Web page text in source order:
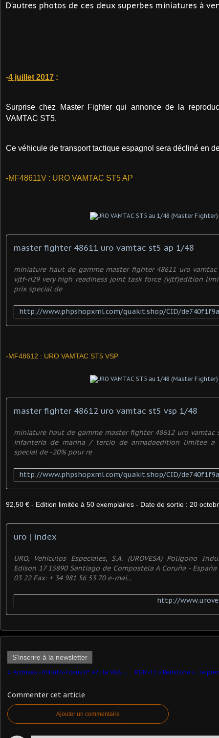
D'autres photos de ces deux superbes miniatures à
-4 juillet 2017 :
Surprise chez Master Fighter qui annonce de la
VAMTAC ST5.
Ce véhicule de transport tactique espagnol sera décliné en
-MF48611V : URO VAMTAC ST5 AP
master fighter 48611 uro vamtac st5 ap 1/48
miniature haut de gamme master fighter 48611 uro
vjtf-ri29 very high readiness joint task force (vjtf)edition
prix special de
-MF48612 : URO VAMTAC ST5 VSP
master fighter 48612 uro vamtac st5 vsp 1/48
miniature haut de gamme master fighter 48612 uro vamtac
infantería de marina / tercio de armadaedition limitee a
special de -20% pour re
92,50 € - Edition limitée à 50 exemplaires - Date de sortie : 20
uro | index
URO, Vehículos Especiales, S.A. (UROVESA) Polígono
Edison 17 15890 Santiago de Compostela A Coruña -
03 22 Fax: + 34 981 56 53 70 e-mai...
http://
S'inscrire à la newsletter
Archives - Milinfo-Focus n° 42 : le VAB Ultima génie au 1/48 (Master Fighter)
Commenter cet article
Ajouter un commentaire